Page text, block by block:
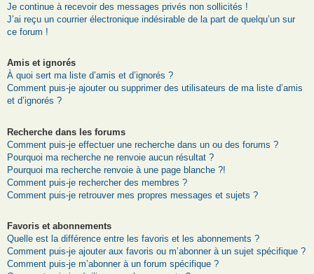
Je continue à recevoir des messages privés non sollicités !
J’ai reçu un courrier électronique indésirable de la part de quelqu’un sur
ce forum !
Amis et ignorés
À quoi sert ma liste d’amis et d’ignorés ?
Comment puis-je ajouter ou supprimer des utilisateurs de ma liste d’amis
et d’ignorés ?
Recherche dans les forums
Comment puis-je effectuer une recherche dans un ou des forums ?
Pourquoi ma recherche ne renvoie aucun résultat ?
Pourquoi ma recherche renvoie à une page blanche ?!
Comment puis-je rechercher des membres ?
Comment puis-je retrouver mes propres messages et sujets ?
Favoris et abonnements
Quelle est la différence entre les favoris et les abonnements ?
Comment puis-je ajouter aux favoris ou m’abonner à un sujet spécifique ?
Comment puis-je m’abonner à un forum spécifique ?